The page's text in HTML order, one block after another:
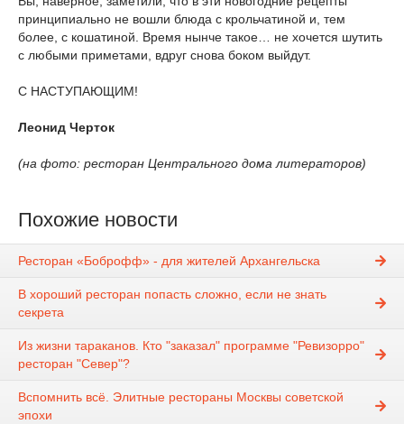
принципиально не вошли блюда с крольчатиной и, тем
более, с кошатиной. Время нынче такое… не хочется шутить
с любыми приметами, вдруг снова боком выйдут.
С НАСТУПАЮЩИМ!
Леонид Черток
(на фото: ресторан Центрального дома литераторов)
Похожие новости
Ресторан «Боброфф» - для жителей Архангельска
В хороший ресторан попасть сложно, если не знать
секрета
Из жизни тараканов. Кто "заказал" программе "Ревизорро"
ресторан "Север"?
Вспомнить всё. Элитные рестораны Москвы советской
эпохи